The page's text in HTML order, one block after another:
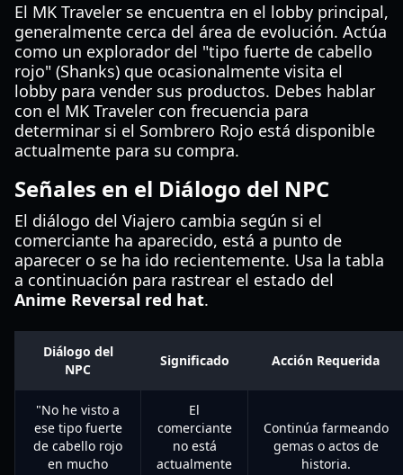
El MK Traveler se encuentra en el lobby principal,
generalmente cerca del área de evolución. Actúa
como un explorador del "tipo fuerte de cabello
rojo" (Shanks) que ocasionalmente visita el
lobby para vender sus productos. Debes hablar
con el MK Traveler con frecuencia para
determinar si el Sombrero Rojo está disponible
actualmente para su compra.
Señales en el Diálogo del NPC
El diálogo del Viajero cambia según si el
comerciante ha aparecido, está a punto de
aparecer o se ha ido recientemente. Usa la tabla
a continuación para rastrear el estado del
Anime Reversal red hat.
Diálogo del
NPC
Significado Acción Requerida
"No he visto a
ese tipo fuerte
de cabello rojo
en mucho
El
comerciante
no está
actualmente
Continúa farmeando
gemas o actos de
historia.